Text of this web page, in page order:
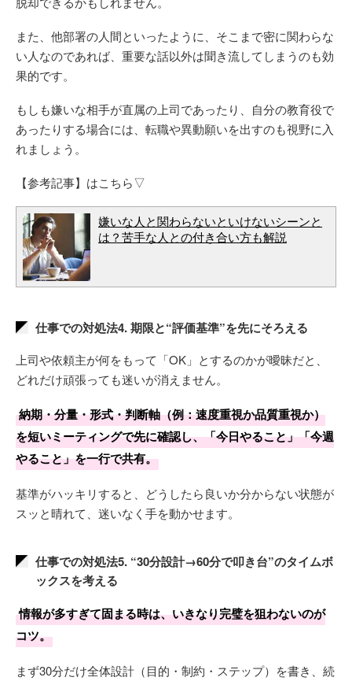
また、他部署の人間といったように、そこまで密に関わらな
い人なのであれば、重要な話以外は聞き流してしまうのも効
果的です。
もしも嫌いな相手が直属の上司であったり、自分の教育役で
あったりする場合には、転職や異動願いを出すのも視野に入
れましょう。
【参考記事】はこちら▽
嫌いな人と関わらないといけないシーンと
は？苦手な人との付き合い方も解説
仕事での対処法4. 期限と“評価基準”を先にそろえる
上司や依頼主が何をもって「OK」とするのかが曖昧だと、
どれだけ頑張っても迷いが消えません。
納期・分量・形式・判断軸（例：速度重視か品質重視か）
を短いミーティングで先に確認し、「今日やること」「今週
やること」を一行で共有。
基準がハッキリすると、どうしたら良いか分からない状態が
スッと晴れて、迷いなく手を動かせます。
仕事での対処法5. “30分設計→60分で叩き台”のタイムボ
ックスを考える
情報が多すぎて固まる時は、いきなり完璧を狙わないのが
コツ。
まず30分だけ全体設計（目的・制約・ステップ）を書き、続